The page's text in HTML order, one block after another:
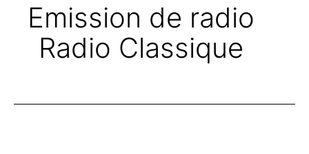
Emission de radio
Radio Classique